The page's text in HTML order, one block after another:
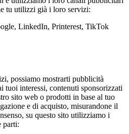
tu utilizzi già i loro servizi:
LinkedIn, Printerest, TikTok
possiamo mostrarti pubblicità
tuoi interessi, contenuti sponsorizzati
sito web o prodotti in base al tuo
e di acquisto, misurandone il
su questo sito utilizziamo i
parti: